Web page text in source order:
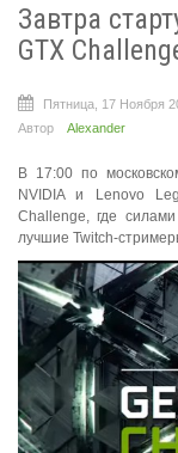
Завтра
GTX
Пятница, 17 Ноября
Автор
Alexander
В 17:00 по
NVIDIA и Lenovo
Challenge, где
лучшие Twitch-